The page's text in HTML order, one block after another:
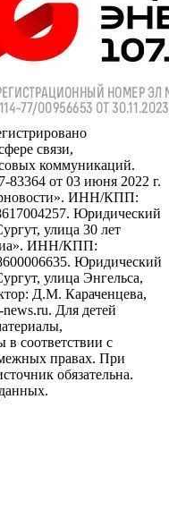
связи,
коммуникаций.
от 03 июня 2022 г.
ИНН/КПП:
Юридический
улица 30 лет
ИНН/КПП:
Юридический
улица Энгельса,
Д.М. Караченцева,
Для детей
соответствии с
правах. При
обязательна.